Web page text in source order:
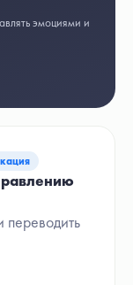
переводить
эмоциями и